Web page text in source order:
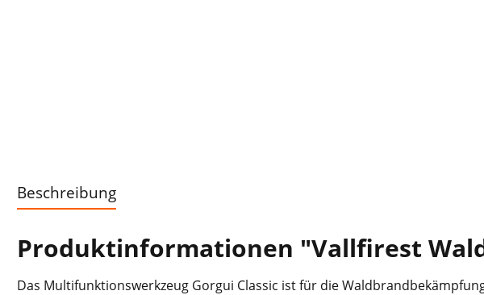
Beschreibung
Produktinformationen "Vallfirest
Das Multifunktionswerkzeug Gorgui Classic ist für die